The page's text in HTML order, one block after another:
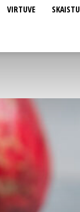
VIRTUVE